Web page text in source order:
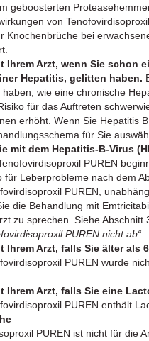
geboosterten
von
Knochenbrüche bei
Ihrem Arzt, wenn Sie schon
Hepatitis, gelitten haben.
wie eine chronische
für das Auftreten
erhöht. Wenn Sie Hepatitis
für Sie
mit dem Hepatitis-B-Virus
PUREN
für Leberprobleme nach dem
PUREN,
die Behandlung mit
zu sprechen. Siehe Abschnitt
PUREN nicht ab“
Ihrem Arzt, falls Sie älter als
PUREN wurde
Ihrem Arzt, falls Sie eine
PUREN enthält
PUREN ist nicht für die